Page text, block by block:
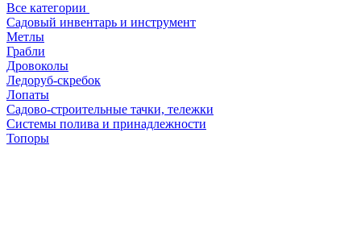
Все категории
Садовый инвентарь и инструмент
Метлы
Грабли
Дровоколы
Ледоруб-скребок
Лопаты
Садово-строительные тачки, тележки
Системы полива и принадлежности
Топоры